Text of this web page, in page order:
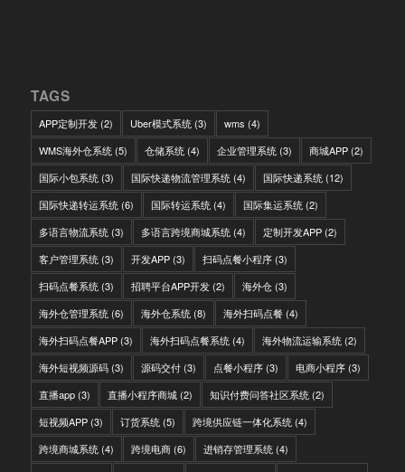
TAGS
APP定制开发(2) Uber模式系统(3) wms (4)
WMS海外仓系统(5) 仓储系统(4) 企业管理系统(3) 商城APP(2)
国际小包系统(3) 国际快递物流管理系统(4) 国际快递系统(12)
国际快递转运系统(6) 国际转运系统(4) 国际集运系统(2)
多语言物流系统(3) 多语言跨境商城系统(4) 定制开发APP(2)
客户管理系统(3) 开发APP(3) 扫码点餐小程序(3)
扫码点餐系统(3) 招聘平台APP开发(2) 海外仓(3)
海外仓管理系统(6) 海外仓系统(8) 海外扫码点餐(4)
海外扫码点餐APP(3) 海外扫码点餐系统(4) 海外物流运输系统(2)
海外短视频源码(3) 源码交付(3) 点餐小程序(3) 电商小程序(3)
直播app(3) 直播小程序商城(2) 知识付费问答社区系统(2)
短视频APP(3) 订货系统(5) 跨境供应链一体化系统(4)
跨境商城系统(4) 跨境电商(6) 进销存管理系统(4)